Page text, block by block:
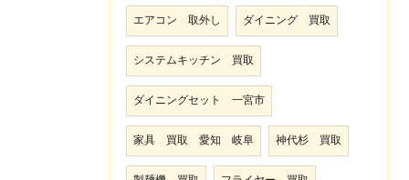
エアコン 取外し ダイニング 買取
システムキッチン 買取
ダイニングセット 一宮市
家具 買取 愛知 岐阜 神代杉 買取